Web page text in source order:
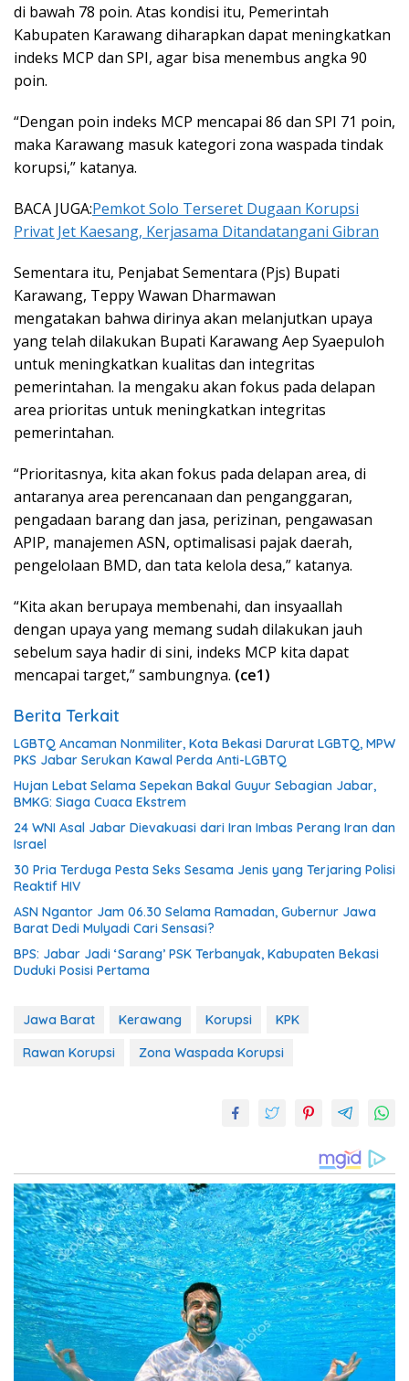
di bawah 78 poin. Atas kondisi itu, Pemerintah
Kabupaten Karawang diharapkan dapat meningkatkan
indeks MCP dan SPI, agar bisa menembus angka 90
poin.
“Dengan poin indeks MCP mencapai 86 dan SPI 71 poin,
maka Karawang masuk kategori zona waspada tindak
korupsi,” katanya.
BACA JUGA:Pemkot Solo Terseret Dugaan Korupsi
Privat Jet Kaesang, Kerjasama Ditandatangani Gibran
Sementara itu, Penjabat Sementara (Pjs) Bupati
Karawang, Teppy Wawan Dharmawan
mengatakan bahwa dirinya akan melanjutkan upaya
yang telah dilakukan Bupati Karawang Aep Syaepuloh
untuk meningkatkan kualitas dan integritas
pemerintahan. Ia mengaku akan fokus pada delapan
area prioritas untuk meningkatkan integritas
pemerintahan.
“Prioritasnya, kita akan fokus pada delapan area, di
antaranya area perencanaan dan penganggaran,
pengadaan barang dan jasa, perizinan, pengawasan
APIP, manajemen ASN, optimalisasi pajak daerah,
pengelolaan BMD, dan tata kelola desa,” katanya.
“Kita akan berupaya membenahi, dan insyaallah
dengan upaya yang memang sudah dilakukan jauh
sebelum saya hadir di sini, indeks MCP kita dapat
mencapai target,” sambungnya. (ce1)
Berita Terkait
LGBTQ Ancaman Nonmiliter, Kota Bekasi Darurat LGBTQ, MPW
PKS Jabar Serukan Kawal Perda Anti-LGBTQ
Hujan Lebat Selama Sepekan Bakal Guyur Sebagian Jabar,
BMKG: Siaga Cuaca Ekstrem
24 WNI Asal Jabar Dievakuasi dari Iran Imbas Perang Iran dan
Israel
30 Pria Terduga Pesta Seks Sesama Jenis yang Terjaring Polisi
Reaktif HIV
ASN Ngantor Jam 06.30 Selama Ramadan, Gubernur Jawa
Barat Dedi Mulyadi Cari Sensasi?
BPS: Jabar Jadi ‘Sarang’ PSK Terbanyak, Kabupaten Bekasi
Duduki Posisi Pertama
Jawa Barat Kerawang Korupsi
KPK
Rawan Korupsi
Zona Waspada Korupsi